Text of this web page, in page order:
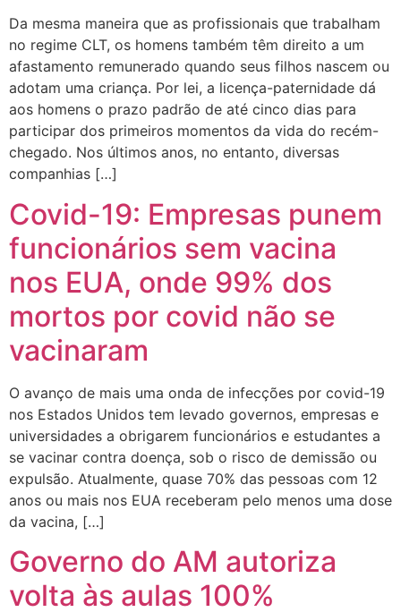
Da mesma maneira que as profissionais que trabalham
no regime CLT, os homens também têm direito a um
afastamento remunerado quando seus filhos nascem ou
adotam uma criança. Por lei, a licença-paternidade dá
aos homens o prazo padrão de até cinco dias para
participar dos primeiros momentos da vida do recém-
chegado. Nos últimos anos, no entanto, diversas
companhias […]
Covid-19: Empresas punem
funcionários sem vacina
nos EUA, onde 99% dos
mortos por covid não se
vacinaram
O avanço de mais uma onda de infecções por covid-19
nos Estados Unidos tem levado governos, empresas e
universidades a obrigarem funcionários e estudantes a
se vacinar contra doença, sob o risco de demissão ou
expulsão. Atualmente, quase 70% das pessoas com 12
anos ou mais nos EUA receberam pelo menos uma dose
da vacina, […]
Governo do AM autoriza
volta às aulas 100%